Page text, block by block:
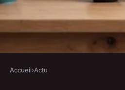
Accueil›Actu